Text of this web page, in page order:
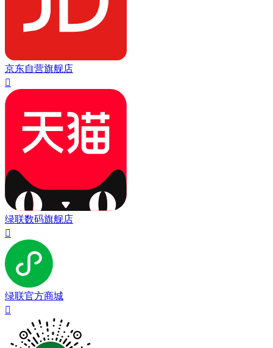
京东自营旗舰店

绿联数码旗舰店

绿联官方商城
